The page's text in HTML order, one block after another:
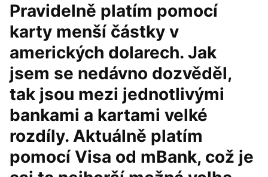
Pravidelně platím pomocí
karty menší částky v
amerických dolarech. Jak
jsem se nedávno dozvěděl,
tak jsou mezi jednotlivými
bankami a kartami velké
rozdíly. Aktuálně platím
pomocí Visa od mBank, což je